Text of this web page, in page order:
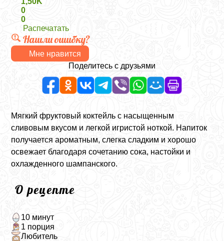
0
0
Распечатать
Нашли ошибку?
Мне нравится
Поделитесь с друзьями
Мягкий фруктовый коктейль с насыщенным
сливовым вкусом и легкой игристой ноткой. Напиток
получается ароматным, слегка сладким и хорошо
освежает благодаря сочетанию сока, настойки и
охлажденного шампанского.
О рецепте
10 минут
1 порция
Любитель